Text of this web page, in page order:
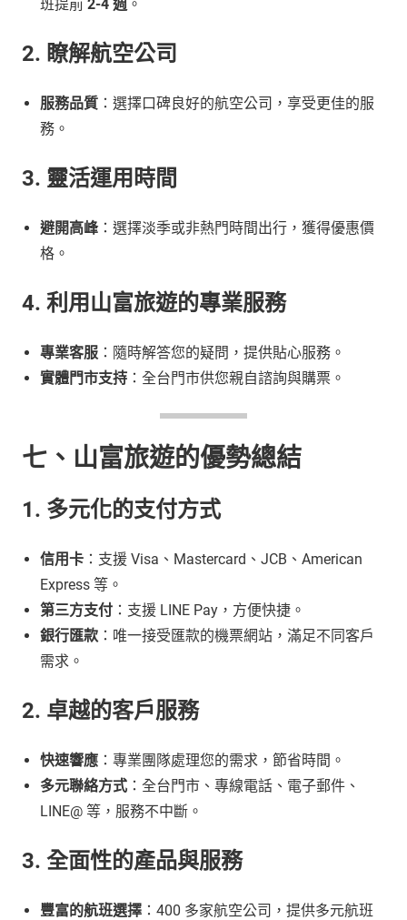
班提前 2-4 週 。
2. 瞭解航空公司
服務品質 ：選擇口碑良好的航空公司，享受更佳的服
務。
3. 靈活運用時間
避開高峰：選擇淡季或非熱門時間出行，獲得優惠價
格。
4. 利用山富旅遊的專業服務
專業客服 ：隨時解答您的疑問，提供貼心服務。
實體門市支持 ：全台門市供您親自諮詢與購票。
七、山富旅遊的優勢總結
1. 多元化的支付方式
信用卡 ：支援 Visa、Mastercard、JCB、American
Express 等。
第三方支付 ：支援 LINE Pay，方便快捷。
銀行匯款 ：唯一接受匯款的機票網站，滿足不同客戶
需求。
2. 卓越的客戶服務
快速響應 ：專業團隊處理您的需求，節省時間。
多元聯絡方式 ：全台門市、專線電話、電子郵件、
LINE@ 等，服務不中斷。
3. 全面性的產品與服務
豐富的航班選擇 ：400 多家航空公司，提供多元航班